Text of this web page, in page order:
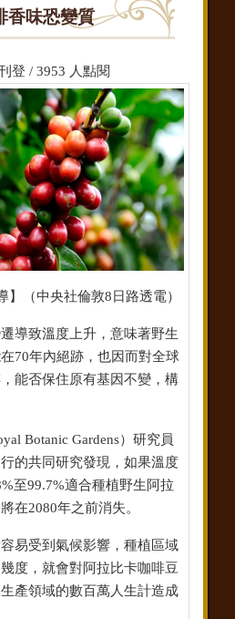
香味恐變質
登 / 3953 人點閱
】（中央社倫敦8日路透電）
導致溫度上升，意味著野生
70年內絕跡，也因而對全球
能否保住原有基因不變，構
Botanic Gardens）研究員
的共同研究發現，如果溫度
至99.7%適合種植野生阿拉
在2080年之前消失。
易受到氣候影響，種植區域
度，就會對阿拉比卡咖啡豆
產領域的數百萬人生計造成